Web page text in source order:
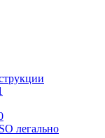
легально